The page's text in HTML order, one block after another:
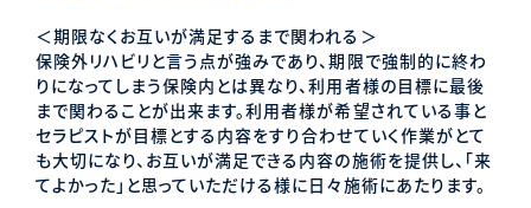
＜期限なくお互いが満足するまで関われる＞
保険外リハビリと言う点が強みであり、期限で強制的に終わ
りになってしまう保険内とは異なり、利用者様の目標に最後
まで関わることが出来ます。利用者様が希望されている事と
セラピストが目標とする内容をすり合わせていく作業がとて
も大切になり、お互いが満足できる内容の施術を提供し、「来
てよかった」と思っていただける様に日々施術にあたります。